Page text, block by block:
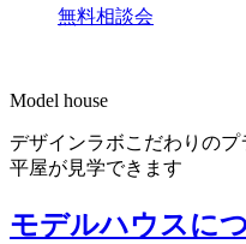
無料相談会
Model house
デザインラボこだわりの
平屋が見学できます
モデルハウスに